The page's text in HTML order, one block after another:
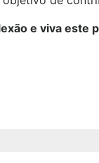
e viva este